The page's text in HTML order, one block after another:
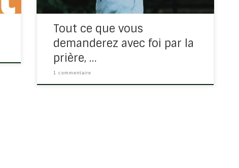
Tout ce que vous
demanderez avec foi par la
prière, …
1 commentaire